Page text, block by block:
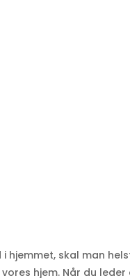
hjemmet, skal man
hjem. Når du